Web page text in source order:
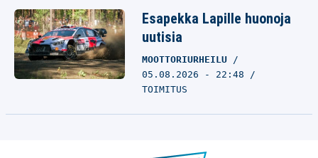
Esapekka Lapille huonoja
uutisia
MOOTTORIURHEILU
05.08.2026 - 22:48
TOIMITUS